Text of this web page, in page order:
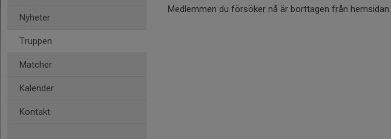
Nyheter
Truppen
Matcher
Kalender
Kontakt
Medlemmen du försöker nå är borttagen från hemsidan.